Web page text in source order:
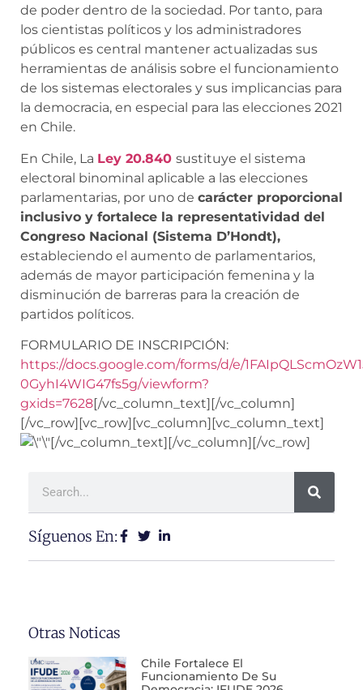
de poder dentro de la sociedad. Por tanto, para
los cientistas políticos y los administradores
públicos es central mantener actualizadas sus
herramientas de análisis sobre el funcionamiento
de los sistemas electorales y sus implicancias para
la democracia, en especial para las elecciones 2021
en Chile.
En Chile, La Ley 20.840 sustituye el sistema
electoral binominal aplicable a las elecciones
parlamentarias, por uno de carácter proporcional
inclusivo y fortalece la representatividad del
Congreso Nacional (Sistema D’Hondt),
estableciendo el aumento de parlamentarios,
además de mayor participación femenina y la
disminución de barreras para la creación de
partidos políticos.
FORMULARIO DE INSCRIPCIÓN:
https://docs.google.com/forms/d/e/
0GyhI4WIG47fs5g/viewform?
gxids=7628[/vc_column_text][/vc_column]
[/vc_row][vc_row][vc_column][vc_column_text]
[/vc_column_text][/vc_column][/vc_row]
Síguenos En:
Otras Noticas
Chile Fortalece El
Funcionamiento De Su